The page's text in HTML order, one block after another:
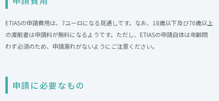
ETIASの申請費用は、7ユーロになる見通しです。なお、18歳以下及び70歳以上
の渡航者は申請料が無料になるようです。ただし、ETIASの申請自体は年齢問
わず必須のため、申請漏れがないようにご注意ください。
申請に必要なもの